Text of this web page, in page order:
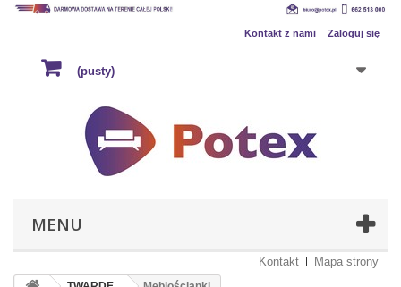
Zaloguj się
Kontakt z nami
(pusty)
MENU
Kontakt Mapa strony